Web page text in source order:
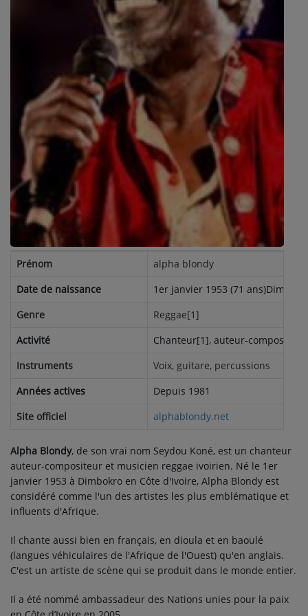
TITRES DIFFUSÉS
Médias
PHOTOS
PODCASTS
VIDÉOS
Joliba TV News / FM
QUI SOMMES-NOUS ?
Prénom
alpha blondy
Date de naissance
1er janvier 1953 (71
Genre
Reggae[1]
Activité
Chanteur[1], auteur-
Instruments
Voix, guitare, percussions
Années actives
Depuis 1981
Site officiel
alphablondy.net
Alpha Blondy, de son vrai nom Seydou Koné, est un chanteur
auteur-compositeur et musicien reggae ivoirien. Né le 1er
janvier 1953 à Dimbokro en Côte d'Ivoire, Alpha Blondy est
considéré comme l'un des artistes les plus emblématique et
influents d'Afrique.
Il chante aussi bien en français, en dioula et en baoulé
(langues véhiculaires de l'Afrique de l'Ouest) qu'en anglais.
C'est un artiste de scène qui se produit dans le monde entier.
Il a été nommé ambassadeur des Nations unies pour la paix